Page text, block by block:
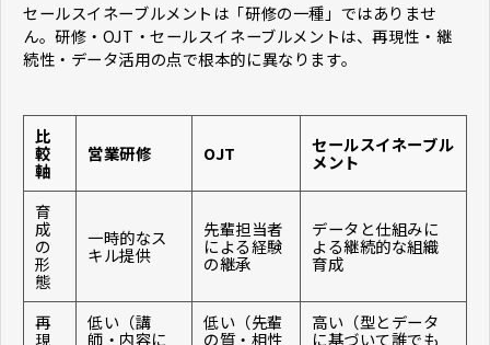
セールスイネーブルメントは「研修の一種」ではありませ
ん。研修・OJT・セールスイネーブルメントは、再現性・継
続性・データ活用の点で根本的に異なります。
比
較
軸
営業研修 OJT セールスイネーブル
メント
育
成
の
形
態
一時的なス
キル提供
先輩担当者
による経験
の継承
データと仕組みに
よる継続的な組織
育成
再
現
低い（講
師・内容に
低い（先輩
の質・相性
高い（型とデータ
に基づいて誰でも